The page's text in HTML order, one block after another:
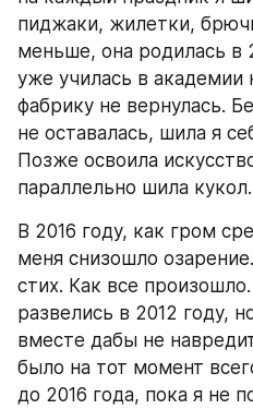
пиджаки, жилетки,
меньше, она родилась в
уже училась в
фабрику не вернулась.
не оставалась, шила я
Позже освоила
параллельно шила кукол.
В 2016 году, как гром
меня снизошло
стих. Как все
развелись в 2012 году,
вместе дабы не
было на тот момент
до 2016 года, пока я не